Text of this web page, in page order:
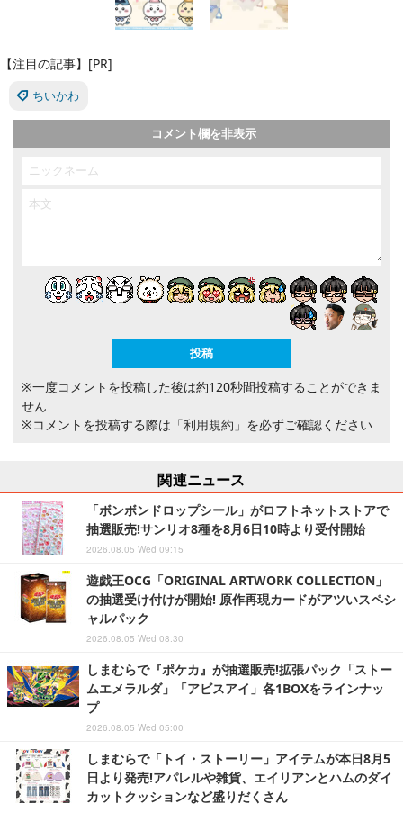
【注目の記事】[PR]
ちいかわ
コメント欄を非表示
※一度コメントを投稿した後は約120秒間投稿することができま
せん
※コメントを投稿する際は 「利用規約」 を必ずご確認ください
関連ニュース
「ボンボンドロップシール」がロフトネットストアで
抽選販売!サンリオ8種を8月6日10時より受付開始
2026.08.05 Wed 09:15
遊戯王OCG「ORIGINAL ARTWORK COLLECTION」
の抽選受け付けが開始! 原作再現カードがアツいスペシ
ャルパック
2026.08.05 Wed 08:30
しまむらで『ポケカ』が抽選販売!拡張パック「ストー
ムエメラルダ」「アビスアイ」各1BOXをラインナッ
プ
2026.08.05 Wed 05:00
しまむらで「トイ・ストーリー」アイテムが本日8月5
日より発売!アパレルや雑貨、エイリアンとハムのダイ
カットクッションなど盛りだくさん